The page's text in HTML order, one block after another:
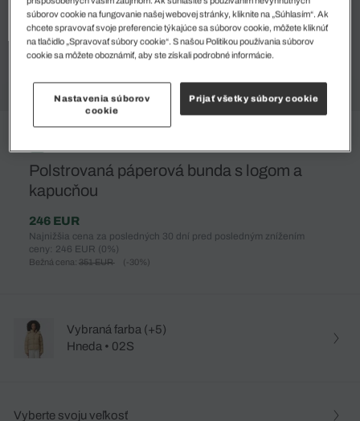
Polstrovaná páperová bunda s logom a
kapucňou
246 EUR
Najnižšia cena za posledných 30 dní pred posledným znížením
ceny: 246 EUR (0%)
Bežná cena: 351 EUR (-30%)
Vybraná farba (+5)
Hneda • 02S
Vyberte svoju veľkosť
súborov cookie na fungovanie našej webovej stránky, kliknite na „Súhlasím“. Ak
chcete spravovať svoje preferencie týkajúce sa súborov cookie, môžete kliknúť
na tlačidlo „Spravovať súbory cookie“. S našou Politikou používania súborov
cookie sa môžete oboznámiť, aby ste získali podrobné informácie.
Nastavenia súborov
cookie
Prijať všetky súbory cookie